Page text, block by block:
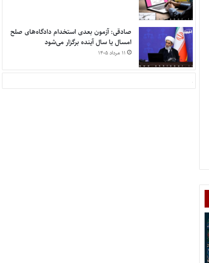
صادقی: آزمون بعدی استخدام دادگاه‌های صلح
امسال یا سال آینده برگزار می‌شود
۱۱ مرداد ۱۴۰۵